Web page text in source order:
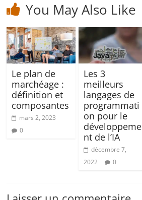
You May Also Like
Le plan de
marchéage :
définition et
composantes
mars 2, 2023
0
Les 3
meilleurs
langages de
programmati
on pour le
développeme
nt de l’IA
décembre 7,
2022
0